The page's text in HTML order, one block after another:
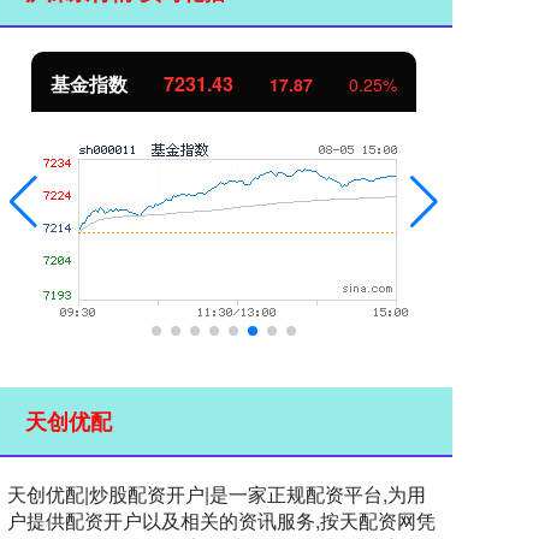
基金指数 7231.43 17.87 0.25%
天创优配
天创优配|炒股配资开户|是一家正规配资平台,为用
户提供配资开户以及相关的资讯服务,按天配资网凭